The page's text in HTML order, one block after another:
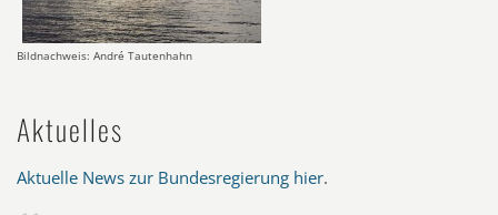
Bildnachweis: André Tautenhahn
Aktuelles
Aktuelle News zur Bundesregierung hier.